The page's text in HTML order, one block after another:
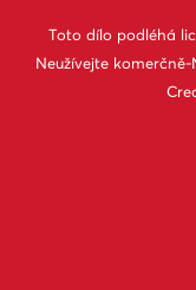
Toto dílo podléhá
Neužívejte